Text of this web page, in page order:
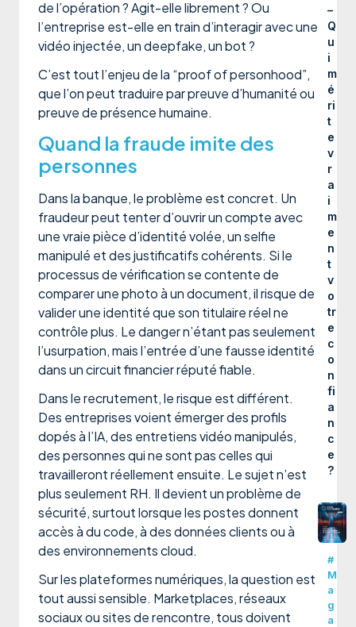
de l’opération ? Agit-elle librement ? Ou
l’entreprise est-elle en train d’interagir avec une
vidéo injectée, un deepfake, un bot ?
C’est tout l’enjeu de la “proof of personhood”,
que l’on peut traduire par preuve d’humanité ou
preuve de présence humaine.
Quand la fraude imite des
personnes
Dans la banque, le problème est concret. Un
fraudeur peut tenter d’ouvrir un compte avec
une vraie pièce d’identité volée, un selfie
manipulé et des justificatifs cohérents. Si le
processus de vérification se contente de
comparer une photo à un document, il risque de
valider une identité que son titulaire réel ne
contrôle plus. Le danger n’étant pas seulement
l’usurpation, mais l’entrée d’une fausse identité
dans un circuit financier réputé fiable.
Dans le recrutement, le risque est différent.
Des entreprises voient émerger des profils
dopés à l’IA, des entretiens vidéo manipulés,
des personnes qui ne sont pas celles qui
travailleront réellement ensuite. Le sujet n’est
plus seulement RH. Il devient un problème de
sécurité, surtout lorsque les postes donnent
accès à du code, à des données clients ou à
des environnements cloud.
Sur les plateformes numériques, la question est
tout aussi sensible. Marketplaces, réseaux
sociaux ou sites de rencontre, tous doivent
–
Q
u
i
m
é
ri
t
e
v
r
a
i
m
e
n
t
v
o
tr
e
c
o
n
fi
a
n
c
e
?
#
M
a
g
a